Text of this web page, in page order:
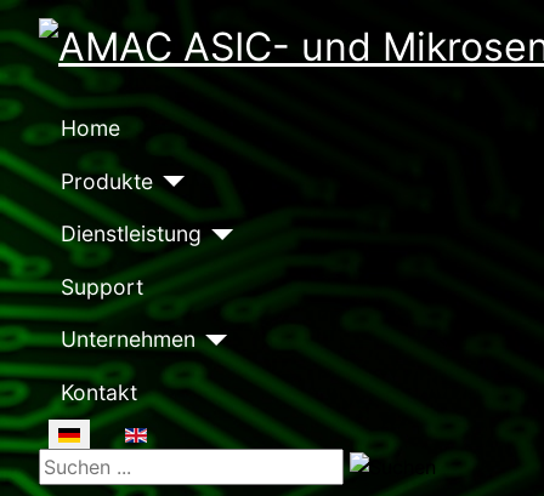
Home
Produkte
Dienstleistung
Support
Unternehmen
Kontakt
Sprache auswählen
Suchen ...